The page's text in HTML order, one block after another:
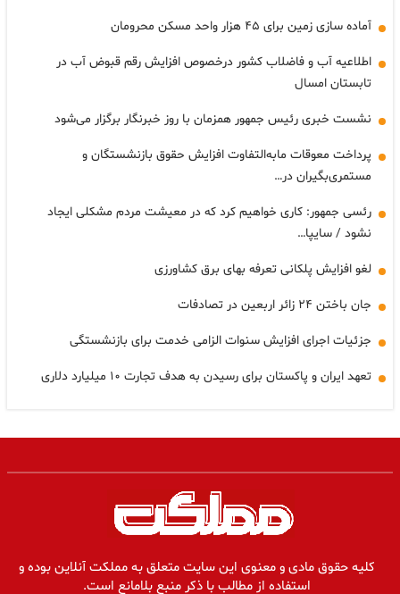
آماده سازی زمین برای ۴۵ هزار واحد مسکن محرومان
اطلاعیه آب و فاضلاب کشور درخصوص افزایش رقم قبوض آب در
تابستان امسال
نشست خبری رئیس جمهور همزمان با روز خبرنگار برگزار می‌شود
پرداخت معوقات مابه‌التفاوت افزایش حقوق بازنشستگان و
مستمری‌بگیران در…
رئسی جمهور: کاری خواهیم کرد که در معیشت مردم مشکلی ایجاد
نشود / سایپا…
لغو افزایش پلکانی تعرفه بهای برق کشاورزی
جان باختن ۲۴ زائر اربعین در تصادفات
جزئیات اجرای افزایش سنوات الزامی خدمت برای بازنشستگی
تعهد ایران و پاکستان برای رسیدن به هدف تجارت ۱۰ میلیارد دلاری
کلیه حقوق مادی و معنوی این سایت متعلق به مملکت آنلاین بوده و
استفاده از مطالب با ذکر منبع بلامانع است.